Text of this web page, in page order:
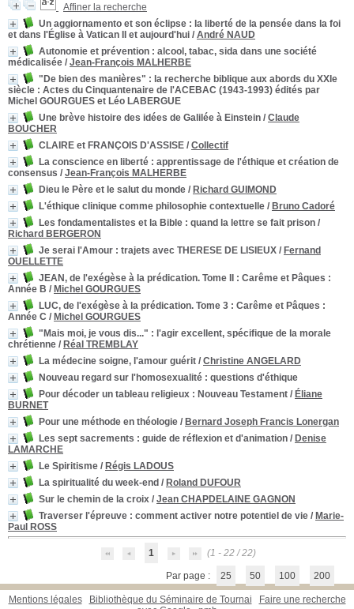
Affiner la recherche
Un aggiornamento et son éclipse : la liberté de la pensée dans la foi
et dans l'Église à Vatican II et aujourd'hui / André NAUD
Autonomie et prévention : alcool, tabac, sida dans une société
médicalisée / Jean-François MALHERBE
"De bien des manières" : la recherche biblique aux abords du XXIe
siècle : Actes du Cinquantenaire de l'ACEBAC (1943-1993) édités par
Michel GOURGUES et Léo LABERGUE
Une brève histoire des idées de Galilée à Einstein / Claude
BOUCHER
CLAIRE et FRANÇOIS D'ASSISE / Collectif
La conscience en liberté : apprentissage de l'éthique et création de
consensus / Jean-François MALHERBE
Dieu le Père et le salut du monde / Richard GUIMOND
L'éthique clinique comme philosophie contextuelle / Bruno Cadoré
Les fondamentalistes et la Bible : quand la lettre se fait prison /
Richard BERGERON
Je serai l'Amour : trajets avec THERESE DE LISIEUX / Fernand
OUELLETTE
JEAN, de l'exégèse à la prédication. Tome II : Carême et Pâques :
Année B / Michel GOURGUES
LUC, de l'exégèse à la prédication. Tome 3 : Carême et Pâques :
Année C / Michel GOURGUES
"Mais moi, je vous dis..." : l'agir excellent, spécifique de la morale
chrétienne / Réal TREMBLAY
La médecine soigne, l'amour guérit / Christine ANGELARD
Nouveau regard sur l'homosexualité : questions d'éthique
Pour décoder un tableau religieux : Nouveau Testament / Éliane
BURNET
Pour une méthode en théologie / Bernard Joseph Francis Lonergan
Les sept sacrements : guide de réflexion et d'animation / Denise
LAMARCHE
Le Spiritisme / Régis LADOUS
La spiritualité du week-end / Roland DUFOUR
Sur le chemin de la croix / Jean CHAPDELAINE GAGNON
Traverser l'épreuve : comment activer notre potentiel de vie / Marie-
Paul ROSS
1 (1 - 22 / 22)
Par page : 25 50 100 200
Mentions légales Bibliothèque du Séminaire de Tournai
Faire une recherche